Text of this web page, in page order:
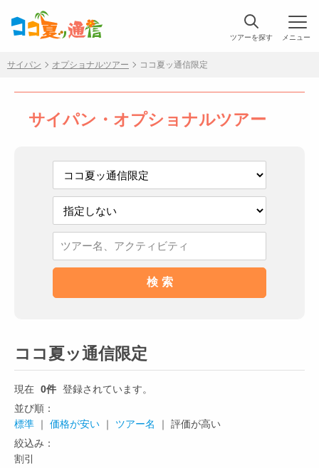
ツアーを探す
サイパン オプショナルツアー ココ夏ッ通信限定
サイパン・オプショナルツアー
ココ夏ッ通信限定
現在 0件 登録されています。
並び順：
標準 ｜ 価格が安い ｜ ツアー名
｜ 評価が高い
絞込み：
割引
メニュー